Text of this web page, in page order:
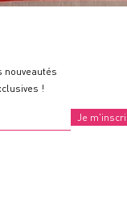
nouveautés
!
Je